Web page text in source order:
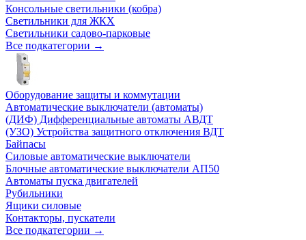
Консольные светильники (кобра)
Светильники для ЖКХ
Светильники садово-парковые
Все подкатегории →
Оборудование защиты и коммутации
Автоматические выключатели (автоматы)
(ДИФ) Дифференциальные автоматы АВДТ
(УЗО) Устройства защитного отключения ВДТ
Байпасы
Силовые автоматические выключатели
Блочные автоматические выключатели АП50
Автоматы пуска двигателей
Рубильники
Ящики силовые
Контакторы, пускатели
Все подкатегории →